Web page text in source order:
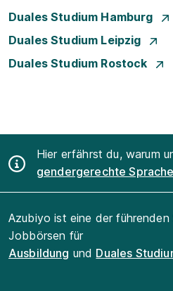
Duales Studium Hamburg
Duales Studium Leipzig
Duales Studium Rostock
Hier erfährst du, warum
gendergerechte Sprache
Azubiyo ist eine der führenden
Jobbörsen für
Ausbildung und Duales